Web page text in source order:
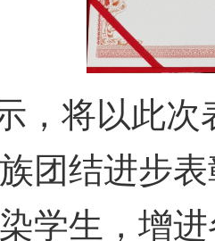
，将以此
团结进步
学生，增